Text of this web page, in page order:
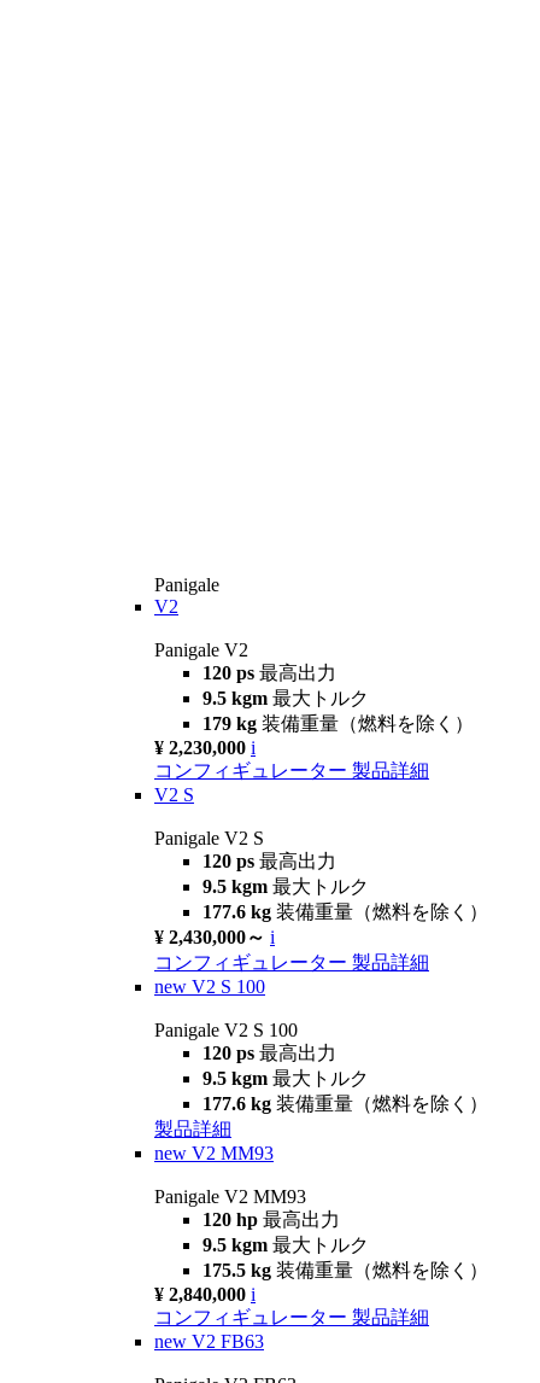
Panigale
V2
Panigale V2
120 ps 最高出力
9.5 kgm 最大トルク
179 kg 装備重量（燃料を除く）
¥ 2,230,000 i
コンフィギュレーター 製品詳細
V2 S
Panigale V2 S
120 ps 最高出力
9.5 kgm 最大トルク
177.6 kg 装備重量（燃料を除く）
¥ 2,430,000～ i
コンフィギュレーター 製品詳細
new V2 S 100
Panigale V2 S 100
120 ps 最高出力
9.5 kgm 最大トルク
177.6 kg 装備重量（燃料を除く）
製品詳細
new V2 MM93
Panigale V2 MM93
120 hp 最高出力
9.5 kgm 最大トルク
175.5 kg 装備重量（燃料を除く）
¥ 2,840,000 i
コンフィギュレーター 製品詳細
new V2 FB63